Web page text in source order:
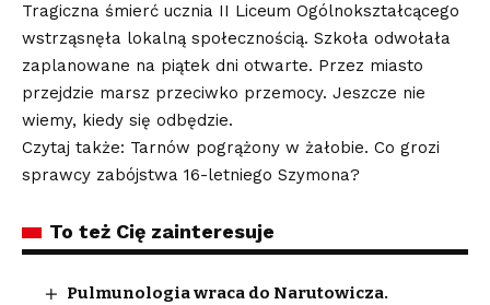
Tragiczna śmierć ucznia II Liceum Ogólnokształcącego
wstrząsnęła lokalną społecznością. Szkoła odwołała
zaplanowane na piątek dni otwarte. Przez miasto
przejdzie marsz przeciwko przemocy. Jeszcze nie
wiemy, kiedy się odbędzie.
Czytaj także: Tarnów pogrążony w żałobie. Co grozi
sprawcy zabójstwa 16-letniego Szymona?
To też Cię zainteresuje
Pulmunologia wraca do Narutowicza.